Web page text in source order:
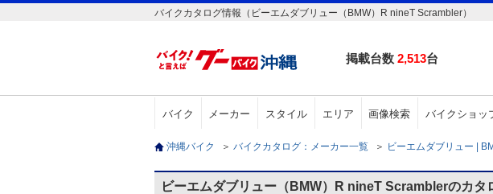
バイクカタログ情報（ビーエムダブリュー（BMW）R nineT Scrambler）
掲載台数 2,513台
バイク メーカー スタイル エリア 画像検索 バイクショッ
沖縄バイク ＞ バイクカタログ：メーカー一覧 ＞ ビーエムダブリュー |
ビーエムダブリュー（BMW）R nineT Scramblerのカタ